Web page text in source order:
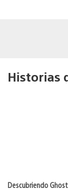
Historias
Descubriendo